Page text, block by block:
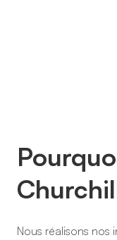
Nous réalisons nos